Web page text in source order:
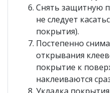
Снять защитную
не следует
покрытия).
Постепенно
открывания
покрытие к
наклеиваются